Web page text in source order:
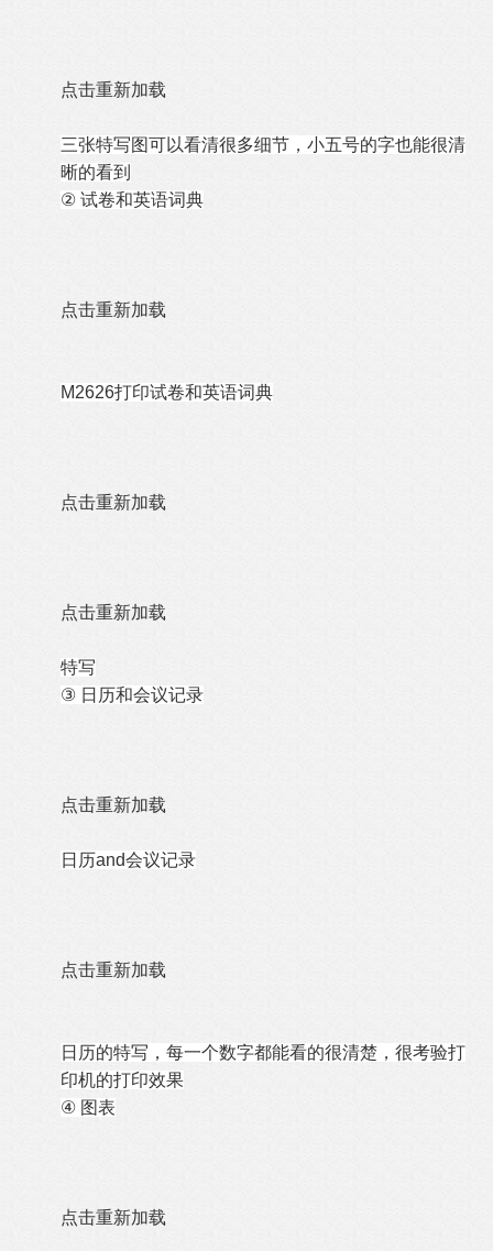
点击重新加载
三张特写图可以看清很多细节，小五号的字也能很清
晰的看到
② 试卷和英语词典
点击重新加载
M2626打印试卷和英语词典
点击重新加载
点击重新加载
特写
③ 日历和会议记录
点击重新加载
日历and会议记录
点击重新加载
日历的特写，每一个数字都能看的很清楚，很考验打
印机的打印效果
④ 图表
点击重新加载